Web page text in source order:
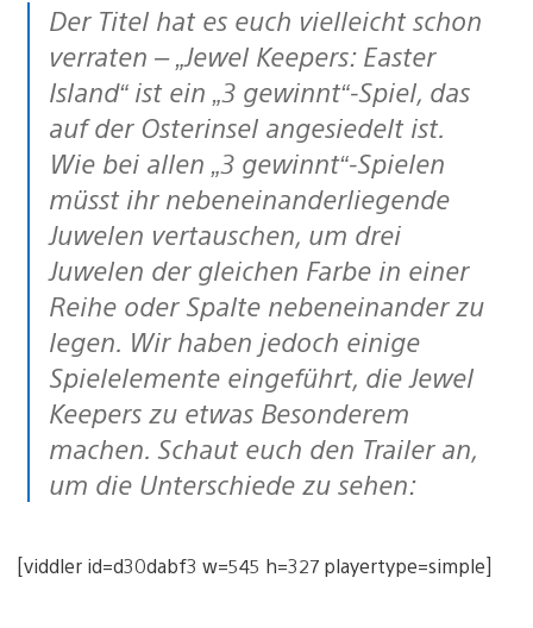
Der Titel hat es euch vielleicht schon
verraten – „Jewel Keepers: Easter
Island“ ist ein „3 gewinnt“-Spiel, das
auf der Osterinsel angesiedelt ist.
Wie bei allen „3 gewinnt“-Spielen
müsst ihr nebeneinanderliegende
Juwelen vertauschen, um drei
Juwelen der gleichen Farbe in einer
Reihe oder Spalte nebeneinander zu
legen. Wir haben jedoch einige
Spielelemente eingeführt, die Jewel
Keepers zu etwas Besonderem
machen. Schaut euch den Trailer an,
um die Unterschiede zu sehen:
[viddler id=d30dabf3 w=545 h=327 playertype=simple]